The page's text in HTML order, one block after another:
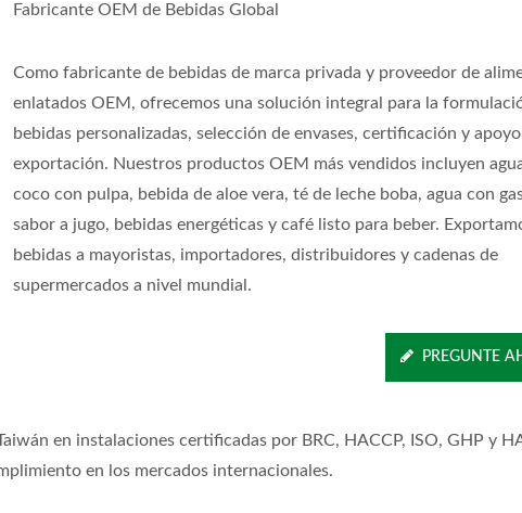
Fabricante OEM de Bebidas Global
Como fabricante de bebidas de marca privada y proveedor de
enlatados OEM, ofrecemos una solución integral para la
bebidas personalizadas, selección de envases, certificación y apoyo
exportación. Nuestros productos OEM más vendidos incluyen
coco con pulpa, bebida de aloe vera, té de leche boba, agua con
sabor a jugo, bebidas energéticas y café listo para beber.
bebidas a mayoristas, importadores, distribuidores y cadenas de
supermercados a nivel mundial.
PREGUNTE
en instalaciones certificadas por BRC, HACCP, ISO, GHP y
en los mercados internacionales.